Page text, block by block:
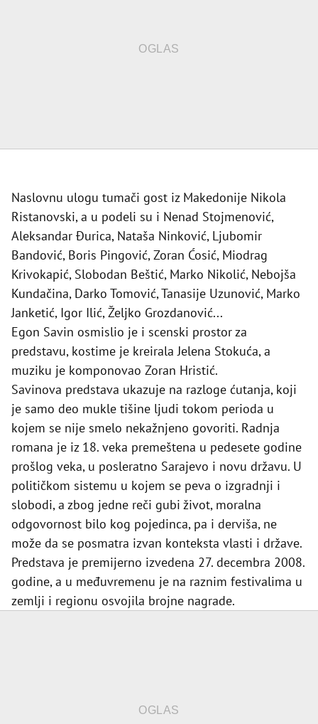
Naslovnu ulogu tumači gost iz Makedonije Nikola
Ristanovski, a u podeli su i Nenad Stojmenović,
Aleksandar Đurica, Nataša Ninković, Ljubomir
Bandović, Boris Pingović, Zoran Ćosić, Miodrag
Krivokapić, Slobodan Beštić, Marko Nikolić, Nebojša
Kundačina, Darko Tomović, Tanasije Uzunović, Marko
Janketić, Igor Ilić, Željko Grozdanović...
Egon Savin osmislio je i scenski prostor za
predstavu, kostime je kreirala Jelena Stokuća, a
muziku je komponovao Zoran Hristić.
Savinova predstava ukazuje na razloge ćutanja, koji
je samo deo mukle tišine ljudi tokom perioda u
kojem se nije smelo nekažnjeno govoriti. Radnja
romana je iz 18. veka premeštena u pedesete godine
prošlog veka, u posleratno Sarajevo i novu državu. U
političkom sistemu u kojem se peva o izgradnji i
slobodi, a zbog jedne reči gubi život, moralna
odgovornost bilo kog pojedinca, pa i derviša, ne
može da se posmatra izvan konteksta vlasti i države.
Predstava je premijerno izvedena 27. decembra 2008.
godine, a u međuvremenu je na raznim festivalima u
zemlji i regionu osvojila brojne nagrade.